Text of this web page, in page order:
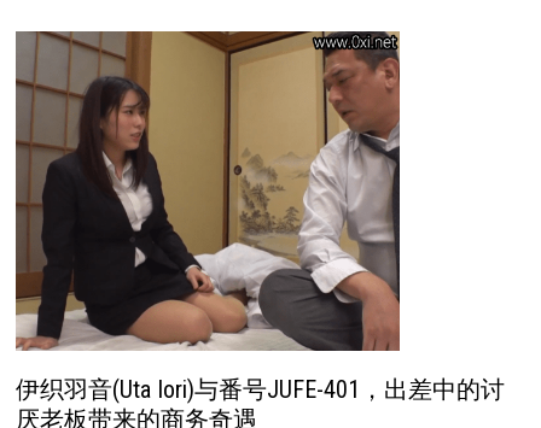
伊织羽音(Uta Iori)与番号JUFE-401，出差中的讨
厌老板带来的商务奇遇